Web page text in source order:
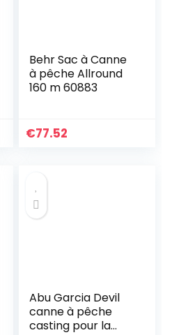
Behr Sac à Canne
à pêche Allround
160 m 60883
€77.52
Abu Garcia Devil
canne à pêche
casting pour la